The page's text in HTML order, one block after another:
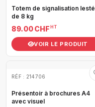
Totem de signalisation lesté
de 8 kg
89.00 CHF HT
VOIR LE PRODUIT
RÉF : 214706
Présentoir à brochures A4
avec visuel